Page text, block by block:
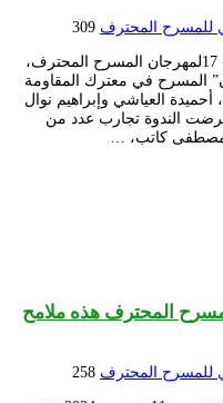
للمسرح المحترف 309
في إطار البرنامج المرافق لفعاليات الدورة 17لمهرجان المسرح المحترف،
المسرح في معترك المقاومة
العياشي وإبراهيم نوال
الندوة تجارب عدد من
مصطفى كاتب، …
المحترف هذه ملامح
للمسرح المحترف 258